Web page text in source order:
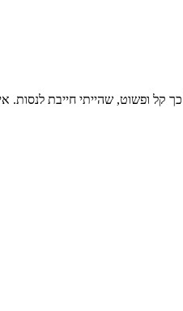
קל ופשוט, שהייתי חייבת